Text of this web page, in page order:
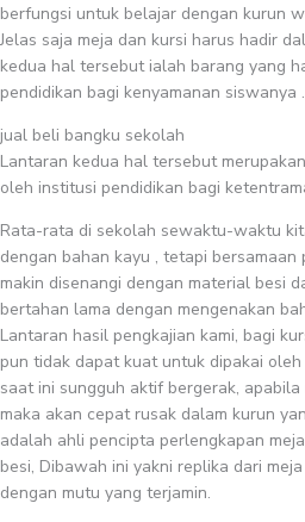
berfungsi untuk belajar dengan kurun
Jelas saja meja dan kursi harus hadir
kedua hal tersebut ialah barang yang
pendidikan bagi kenyamanan siswanya .
jual beli bangku sekolah
Lantaran kedua hal tersebut
oleh institusi pendidikan bagi
Rata-rata di sekolah sewaktu-waktu
dengan bahan kayu , tetapi
makin disenangi dengan material besi
bertahan lama dengan mengenakan
Lantaran hasil pengkajian kami, bagi
pun tidak dapat kuat untuk dipakai
saat ini sungguh aktif bergerak,
maka akan cepat rusak dalam kurun
adalah ahli pencipta perlengkapan
besi, Dibawah ini yakni replika dari
dengan mutu yang terjamin.